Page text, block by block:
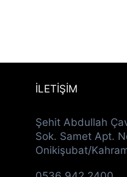
İLETİŞİM
Şehit Abdullah
Sok. Samet Apt.
Onikişubat/